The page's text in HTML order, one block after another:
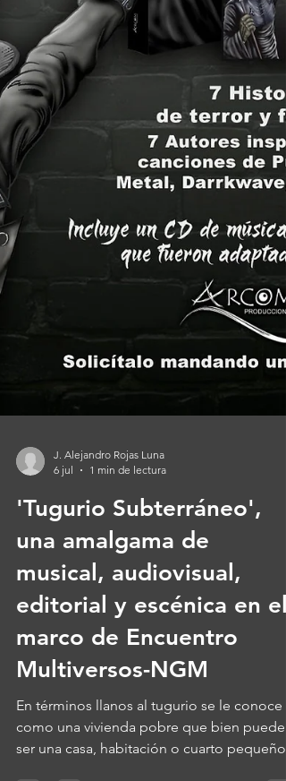
J. Alejandro Rojas Luna
6 jul
1 min de lectura
'Tugurio Subterráneo',